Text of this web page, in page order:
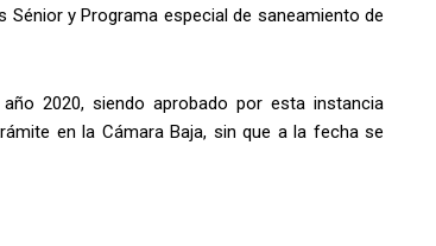
y Programa especial de saneamiento de
2020, siendo aprobado por esta instancia
en la Cámara Baja, sin que a la fecha se